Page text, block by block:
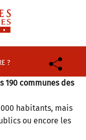
?
190 communes des
habitants, mais
ou encore les